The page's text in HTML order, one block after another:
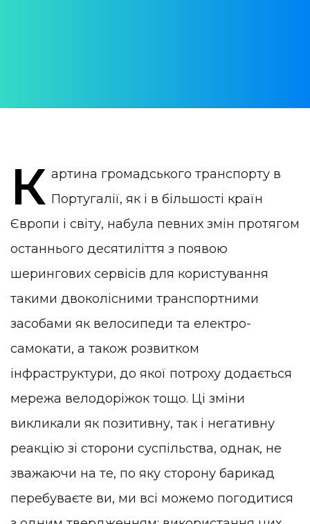
К артина громадського транспорту в
Португалії, як і в більшості країн
Європи і світу, набула певних змін протягом
останнього десятиліття з появою
шерингових сервісів для користування
такими двоколісними транспортними
засобами як велосипеди та електро-
самокати, а також розвитком
інфраструктури, до якої потроху додається
мережа велодоріжок тощо. Ці зміни
викликали як позитивну, так і негативну
реакцію зі сторони суспільства, однак, не
зважаючи на те, по яку сторону барикад
перебуваєте ви, ми всі можемо погодитися